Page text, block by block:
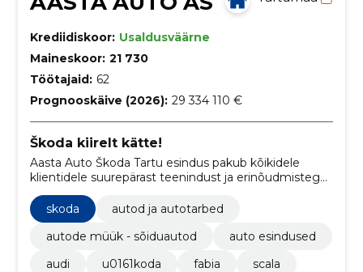
Krediidiskoor: Usaldusväärne
Maineskoor: 21 730
Töötajaid: 62
Prognooskäive (2026): 29 334 110 €
Škoda kiirelt kätte!
Aasta Auto Škoda Tartu esindus pakub kõikidele
klientidele suurepärast teenindust ja erinõudmistega
mudelid ja varuosad ning tule proovisõidule, et näha
ja tunda seda erilist Škoda kogemust!
skoda
autod ja autotarbed
autode müük - sõiduautod
auto esindused
audi
u0161koda fabia
scala